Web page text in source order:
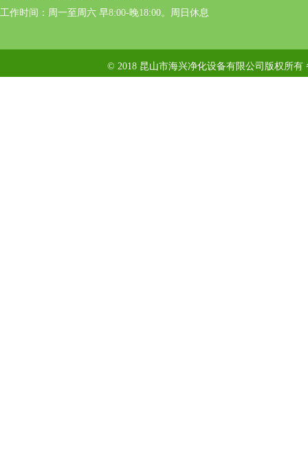
工作时间：周一至周六 早8:00-晚18:00。周日休息
© 2018 昆山市海兴净化设备有限公司版权所有